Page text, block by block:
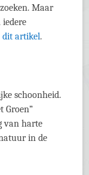
Maar
dit artikel.
schoonheid.
Groen”
van harte
in de